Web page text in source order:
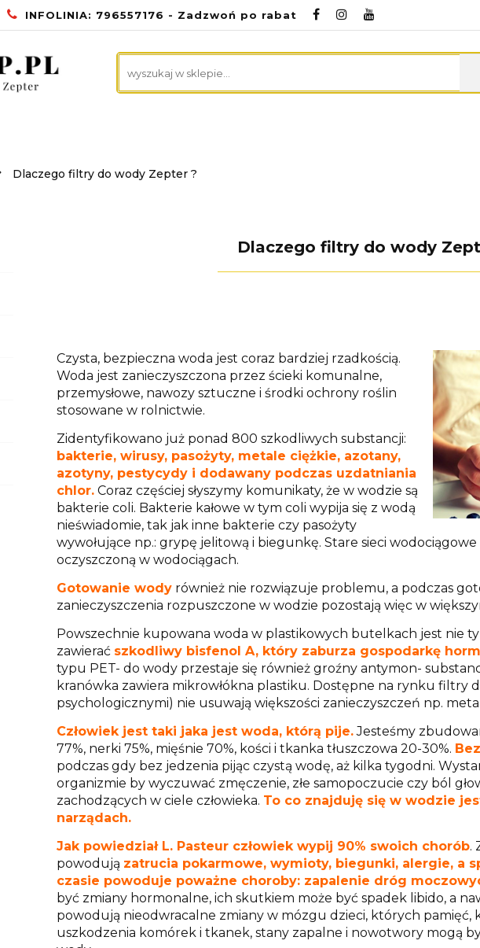
INFOLINIA: 796557176 - Zadzwoń po rabat
STRONA GŁÓWNA ZDROWA KUCHNIA CZYSTY DOM
PROMOCJE
Dlaczego filtry do wody Zepter ?
Dlaczego filtry do wody
Czysta, bezpieczna woda jest coraz bardziej rzadkością.
Woda jest zanieczyszczona przez ścieki komunalne,
przemysłowe, nawozy sztuczne i środki ochrony roślin
stosowane w rolnictwie.
Zidentyfikowano już ponad 800 szkodliwych substancji:
bakterie, wirusy, pasożyty, metale ciężkie, azotany,
azotyny, pestycydy i dodawany podczas uzdatniania
chlor. Coraz częściej słyszymy komunikaty, że w wodzie są
bakterie coli. Bakterie kałowe w tym coli wypija się z wodą
nieświadomie, tak jak inne bakterie czy pasożyty
wywołujące np.: grypę jelitową i biegunkę. Stare sieci
oczyszczoną w wodociągach.
Gotowanie wody również nie rozwiązuje problemu, a podczas
zanieczyszczenia rozpuszczone w wodzie pozostają więc w
Powszechnie kupowana woda w plastikowych butelkach jest nie
zawierać szkodliwy bisfenol A, który zaburza gospodarkę
typu PET- do wody przestaje się również groźny antymon-
kranówka zawiera mikrowłókna plastiku. Dostępne na rynku filtry
psychologicznymi) nie usuwają większości zanieczyszczeń np.
Człowiek jest taki jaka jest woda, którą pije.Jesteśmy
77%, nerki 75%, mięśnie 70%, kości i tkanka tłuszczowa 20-30%.
podczas gdy bez jedzenia pijąc czystą wodę, aż kilka tygodni.
organizmie by wyczuwać zmęczenie, złe samopoczucie czy ból
zachodzących w ciele człowieka. To co znajduję się w wodzie
narządach.
Jak powiedział L. Pasteur człowiek wypij 90% swoich chorób.
powodują zatrucia pokarmowe, wymioty, biegunki, alergie, a
czasie powoduje poważne choroby: zapalenie dróg
być zmiany hormonalne, ich skutkiem może być spadek libido, a
powodują nieodwracalne zmiany w mózgu dzieci, których
uszkodzenia komórek i tkanek, stany zapalne i nowotwory mogą